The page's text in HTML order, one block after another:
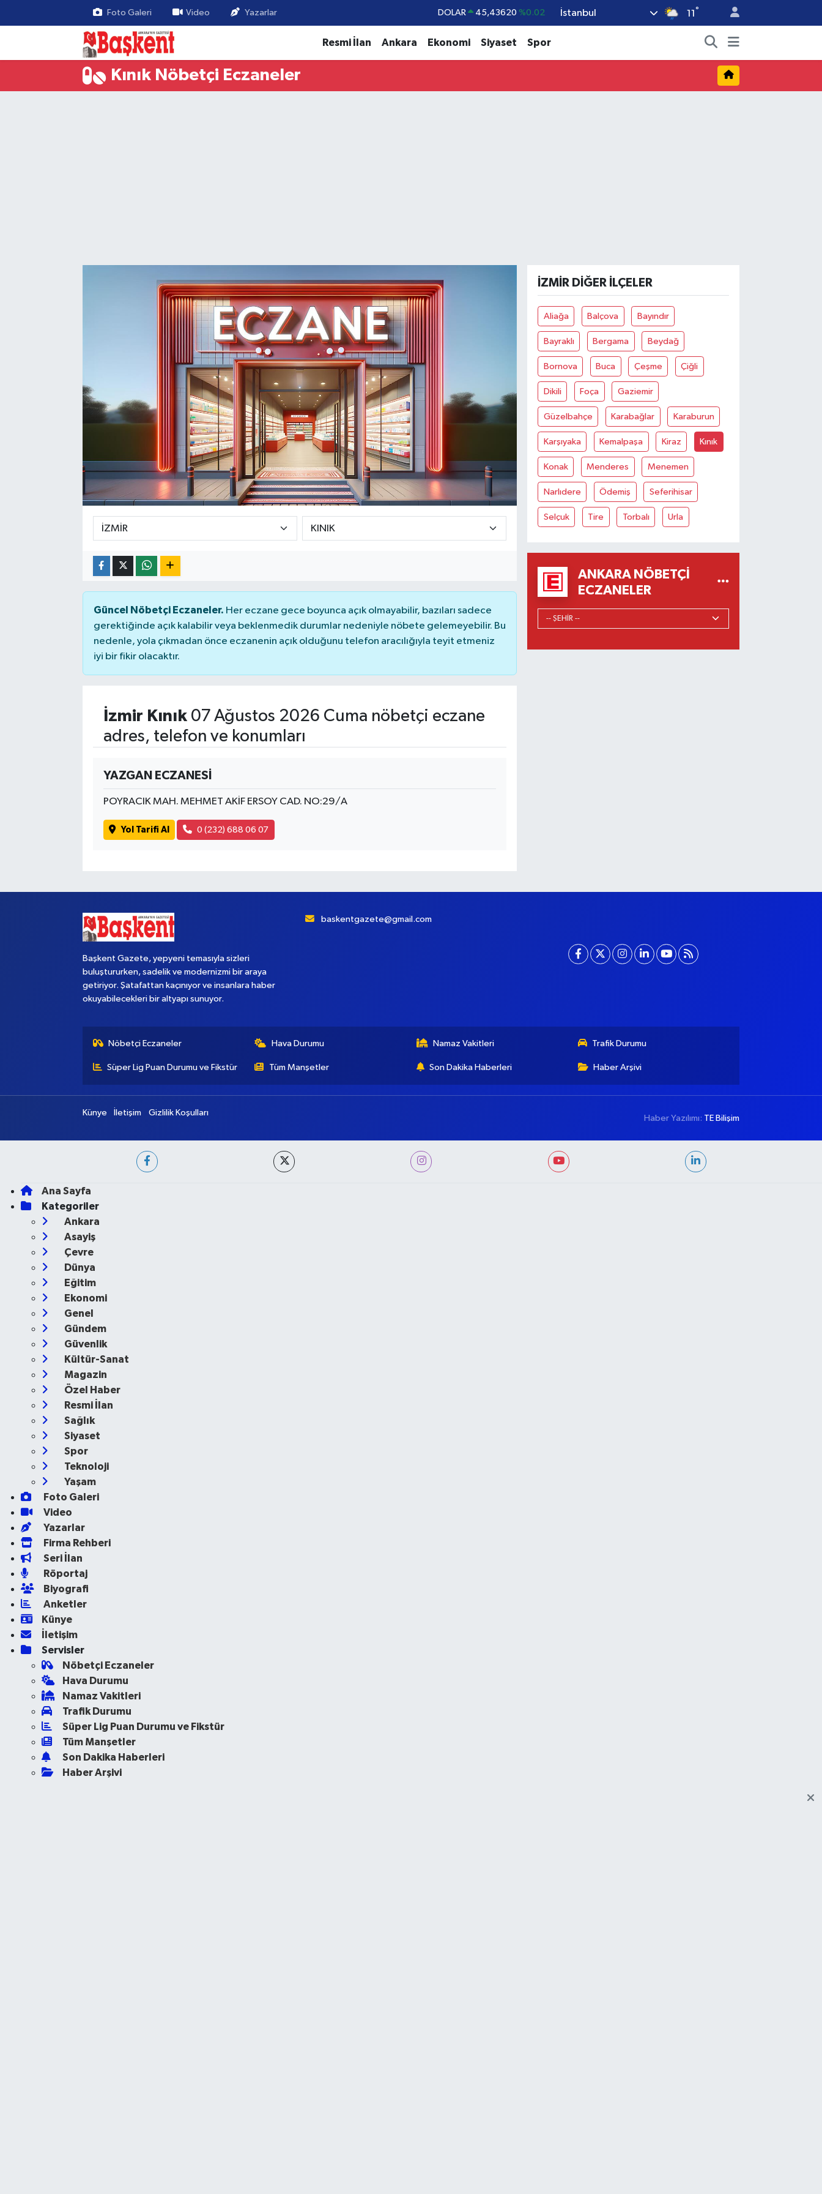
Foto Galeri Video Yazarlar DOLAR 45,43620 %0.02 İstanbul 11 °
Resmi İlan Ankara Ekonomi Siyaset Spor
Kınık Nöbetçi Eczaneler
Güncel Nöbetçi Eczaneler. Her eczane gece boyunca açık olmayabilir, bazıları sadece
gerektiğinde açık kalabilir veya beklenmedik durumlar nedeniyle nöbete gelemeyebilir. Bu
nedenle, yola çıkmadan önce eczanenin açık olduğunu telefon aracılığıyla teyit etmeniz
iyi bir fikir olacaktır.
İzmir Kınık07 Ağustos 2026 Cuma nöbetçi eczane
adres, telefon ve konumları
YAZGAN ECZANESİ
POYRACIK MAH. MEHMET AKİF ERSOY CAD. NO:29/A
Yol Tarifi Al 0 (232) 688 06 07
İZMIR DIĞER İLÇELER
Aliağa Balçova Bayındır
Bayraklı Bergama Beydağ
Bornova Buca Çeşme Çiğli
Dikili Foça Gaziemir
Güzelbahçe Karabağlar Karaburun
Karşıyaka Kemalpaşa Kiraz Kınık
Konak Menderes Menemen
Narlıdere Ödemiş Seferihisar
Selçuk Tire Torbalı Urla
ANKARA NÖBETÇI
ECZANELER
Başkent Gazete, yepyeni temasıyla sizleri
buluştururken, sadelik ve modernizmi bir araya
getiriyor. Şatafattan kaçınıyor ve insanlara haber
okuyabilecekleri bir altyapı sunuyor.
baskentgazete@gmail.com
Nöbetçi Eczaneler Hava Durumu Namaz Vakitleri Trafik Durumu
Süper Lig Puan Durumu ve Fikstür Tüm Manşetler Son Dakika Haberleri Haber Arşivi
Künye İletişim Gizlilik Koşulları
Haber Yazılımı: TE Bilişim
Ana Sayfa
Kategoriler
Ankara
Asayiş
Çevre
Dünya
Eğitim
Ekonomi
Genel
Gündem
Güvenlik
Kültür-Sanat
Magazin
Özel Haber
Resmi İlan
Sağlık
Siyaset
Spor
Teknoloji
Yaşam
Foto Galeri
Video
Yazarlar
Firma Rehberi
Seri İlan
Röportaj
Biyografi
Anketler
Künye
İletişim
Servisler
Nöbetçi Eczaneler
Hava Durumu
Namaz Vakitleri
Trafik Durumu
Süper Lig Puan Durumu ve Fikstür
Tüm Manşetler
Son Dakika Haberleri
Haber Arşivi